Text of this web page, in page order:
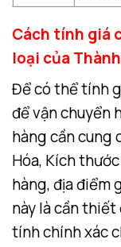
Cách tính giá
loại của
Để có thể tính
để vận chuyển
hàng cần cung
Hóa, Kích
hàng, địa điểm
này là cần
tính chính xác